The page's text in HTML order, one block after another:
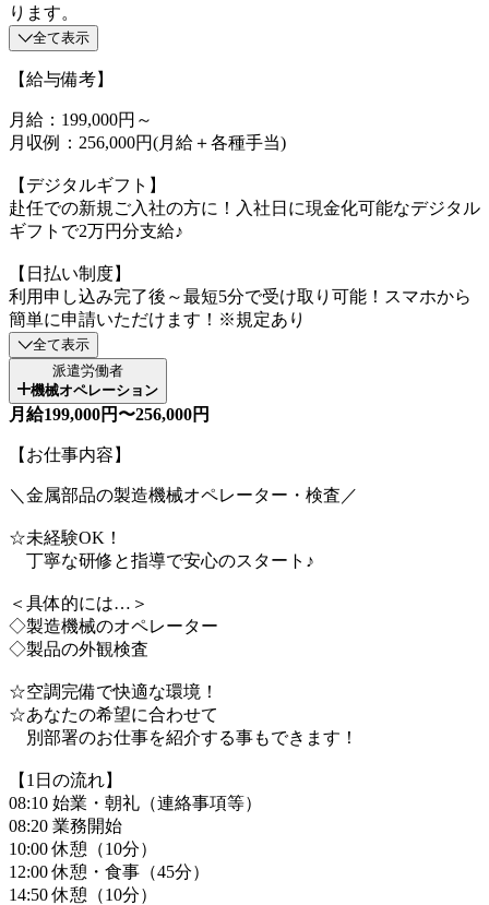
ります。
全て表示
【給与備考】
月給：199,000円～
月収例：256,000円(月給＋各種手当)
【デジタルギフト】
赴任での新規ご入社の方に！入社日に現金化可能なデジタル
ギフトで2万円分支給♪
【日払い制度】
利用申し込み完了後～最短5分で受け取り可能！スマホから
簡単に申請いただけます！※規定あり
全て表示
派遣労働者
機械オペレーション
月給199,000円〜256,000円
【お仕事内容】
＼金属部品の製造機械オペレーター・検査／
☆未経験OK！
丁寧な研修と指導で安心のスタート♪
＜具体的には…＞
◇製造機械のオペレーター
◇製品の外観検査
☆空調完備で快適な環境！
☆あなたの希望に合わせて
別部署のお仕事を紹介する事もできます！
【1日の流れ】
08:10 始業・朝礼（連絡事項等）
08:20 業務開始
10:00 休憩（10分）
12:00 休憩・食事（45分）
14:50 休憩（10分）